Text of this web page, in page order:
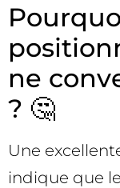
ne
? 🤔
Une
indique que